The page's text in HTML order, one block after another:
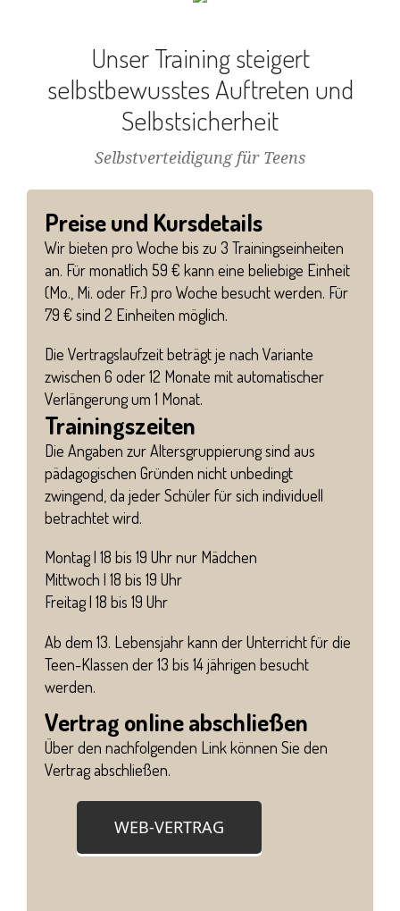
Unser Training steigert
selbstbewusstes Auftreten und
Selbstsicherheit
Selbstverteidigung für Teens
Preise und Kursdetails
Wir bieten pro Woche bis zu 3 Trainingseinheiten
an. Für monatlich 59 € kann eine beliebige Einheit
(Mo., Mi. oder Fr.) pro Woche besucht werden. Für
79 € sind 2 Einheiten möglich.
Die Vertragslaufzeit beträgt je nach Variante
zwischen 6 oder 12 Monate mit automatischer
Verlängerung um 1 Monat.
Trainingszeiten
Die Angaben zur Altersgruppierung sind aus
pädagogischen Gründen nicht unbedingt
zwingend, da jeder Schüler für sich individuell
betrachtet wird.
Montag | 18 bis 19 Uhr nur Mädchen
Mittwoch | 18 bis 19 Uhr
Freitag | 18 bis 19 Uhr
Ab dem 13. Lebensjahr kann der Unterricht für die
Teen-Klassen der 13 bis 14 jährigen besucht
werden.
Vertrag online abschließen
Über den nachfolgenden Link können Sie den
Vertrag abschließen.
WEB-VERTRAG